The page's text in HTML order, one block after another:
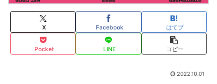
X Facebook はてブ
Pocket LINE コピー
2022.10.01